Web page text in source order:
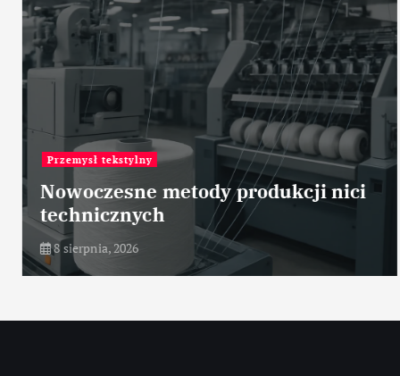
Przemysł tekstylny
Nowoczesne metody produkcji nici
technicznych
8 sierpnia, 2026